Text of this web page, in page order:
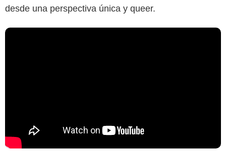
desde una perspectiva única y queer.